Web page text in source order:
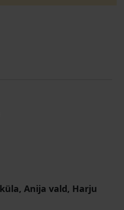
Anija vald, Harju